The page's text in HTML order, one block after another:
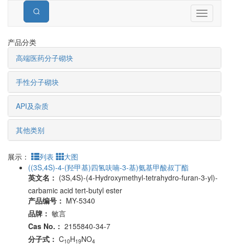
Toggle
产品分类
高端医药分子砌块
手性分子砌块
API及杂质
其他类别
展示： 列表
大图
((3S,4S)-4-(羟甲基)四氢呋喃-3-基)氨基甲酸叔丁酯
英文名： (3S,4S)-(4-Hydroxymethyl-tetrahydro-furan-3-yl)-
carbamic acid tert-butyl ester
产品编号： MY-5340
品牌： 敏言
Cas No.： 2155840-34-7
分子式： C10H19NO4